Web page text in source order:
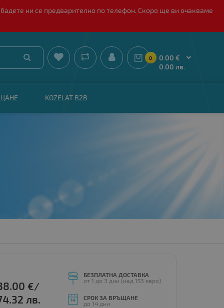
ни се предварително по телефон. Скоро ще ви очакваме
 0

0.00 €
0.00 лв.
KOZELAT B2B
€/
лв.
БЕЗПЛАТНА ДОСТАВКА
от 1 до 3 дни (над 153 евро)
СРОК ЗА ВРЪЩАНЕ
до 14 дни